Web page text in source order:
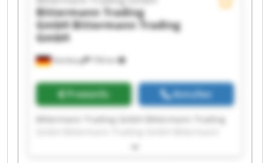
Hamburg 758 km
Bittermann Trading
GmbHBittermann Trading
GmbH
Preisinfo Anrufen
Bittermann Trading GmbH Bittermann Trading
Trading GmbH Bittermann Trading GmbH